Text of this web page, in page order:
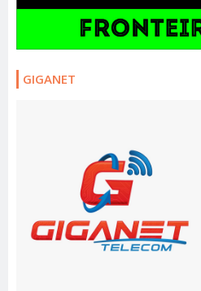
GIGANET